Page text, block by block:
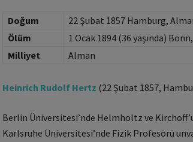
Doğum
22 Şubat 1857 Hamburg,
Ölüm
1 Ocak 1894 (36 yaşında)
Milliyet
Alman
Heinrich Rudolf Hertz (22 Şubat 1857,
Berlin Üniversitesi’nde Helmholtz ve
Karlsruhe Üniversitesi’nde Fizik Profesörü